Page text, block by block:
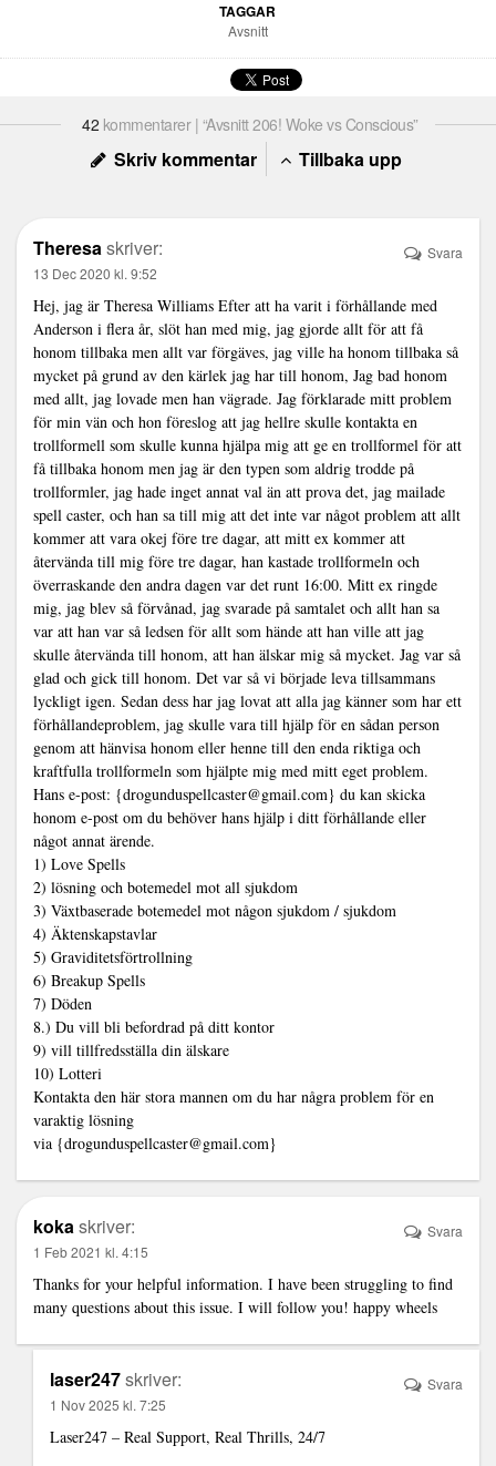
TAGGAR
Avsnitt
42 kommentarer | “Avsnitt 206! Woke vs Conscious”
Skriv kommentar Tillbaka upp
Theresaskriver:
13 Dec 2020 kl. 9:52
Hej, jag är Theresa Williams Efter att ha varit i förhållande med
Anderson i flera år, slöt han med mig, jag gjorde allt för att få
honom tillbaka men allt var förgäves, jag ville ha honom tillbaka så
mycket på grund av den kärlek jag har till honom, Jag bad honom
med allt, jag lovade men han vägrade. Jag förklarade mitt problem
för min vän och hon föreslog att jag hellre skulle kontakta en
trollformell som skulle kunna hjälpa mig att ge en trollformel för att
få tillbaka honom men jag är den typen som aldrig trodde på
trollformler, jag hade inget annat val än att prova det, jag mailade
spell caster, och han sa till mig att det inte var något problem att allt
kommer att vara okej före tre dagar, att mitt ex kommer att
återvända till mig före tre dagar, han kastade trollformeln och
överraskande den andra dagen var det runt 16:00. Mitt ex ringde
mig, jag blev så förvånad, jag svarade på samtalet och allt han sa
var att han var så ledsen för allt som hände att han ville att jag
skulle återvända till honom, att han älskar mig så mycket. Jag var så
glad och gick till honom. Det var så vi började leva tillsammans
lyckligt igen. Sedan dess har jag lovat att alla jag känner som har ett
förhållandeproblem, jag skulle vara till hjälp för en sådan person
genom att hänvisa honom eller henne till den enda riktiga och
kraftfulla trollformeln som hjälpte mig med mitt eget problem.
Hans e-post: {drogunduspellcaster@gmail.com} du kan skicka
honom e-post om du behöver hans hjälp i ditt förhållande eller
något annat ärende.
1) Love Spells
2) lösning och botemedel mot all sjukdom
3) Växtbaserade botemedel mot någon sjukdom / sjukdom
4) Äktenskapstavlar
5) Graviditetsförtrollning
6) Breakup Spells
7) Döden
8.) Du vill bli befordrad på ditt kontor
9) vill tillfredsställa din älskare
10) Lotteri
Kontakta den här stora mannen om du har några problem för en
varaktig lösning
via {drogunduspellcaster@gmail.com}
Svara
kokaskriver:
1 Feb 2021 kl. 4:15
Thanks for your helpful information. I have been struggling to find
many questions about this issue. I will follow you! happy wheels
Svara
laser247skriver:
1 Nov 2025 kl. 7:25
Laser247 – Real Support, Real Thrills, 24/7
Svara